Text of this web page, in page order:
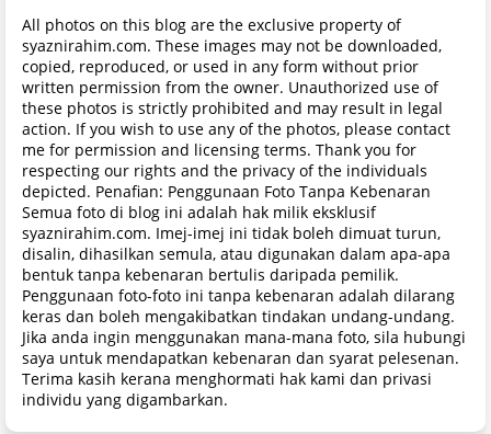
All photos on this blog are the exclusive property of
syaznirahim.com. These images may not be downloaded,
copied, reproduced, or used in any form without prior
written permission from the owner. Unauthorized use of
these photos is strictly prohibited and may result in legal
action. If you wish to use any of the photos, please contact
me for permission and licensing terms. Thank you for
respecting our rights and the privacy of the individuals
depicted. Penafian: Penggunaan Foto Tanpa Kebenaran
Semua foto di blog ini adalah hak milik eksklusif
syaznirahim.com. Imej-imej ini tidak boleh dimuat turun,
disalin, dihasilkan semula, atau digunakan dalam apa-apa
bentuk tanpa kebenaran bertulis daripada pemilik.
Penggunaan foto-foto ini tanpa kebenaran adalah dilarang
keras dan boleh mengakibatkan tindakan undang-undang.
Jika anda ingin menggunakan mana-mana foto, sila hubungi
saya untuk mendapatkan kebenaran dan syarat pelesenan.
Terima kasih kerana menghormati hak kami dan privasi
individu yang digambarkan.